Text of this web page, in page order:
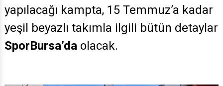
yapılacağı kampta, 15 Temmuz’a kadar
yeşil beyazlı takımla ilgili bütün detaylar
SporBursa’da olacak.